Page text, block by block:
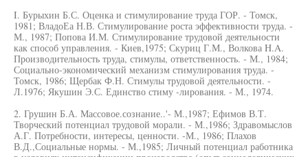
I. Бурыхин Б.С. Оценка и стимулирование труда ГОР. - Томск,
1981; ВладоЕа Н.В. Стимулирование роста эффективности труда. -
М., 1987; Попова И.М. Стимулирование трудовой деятельности
как способ управления. - Киев,1975; Скуриц Г.М., Волкова H.A.
Производительность труда, стимулы, ответственность. - М., 1984;
Социально-экономический механизм стимулирования труда. -
Томск, 1986; Щербак Ф.Н. Стимулы трудовой деятельности. -
Л.1976; Якушин Э.С. Единство стиму -лирования. - М., 1974.
2. Грушин Б.А. Массовое.сознание..'- М.,1987; Ефимов В.Т.
Творческий потенциал трудовой морали. - М.,1986; Здравомыслов
А.Г. Потребности, интересы, ценности. -М., 1986; Плахов
В.Д.,Социальные нормы. - М.,1985; Личный потенциал работника